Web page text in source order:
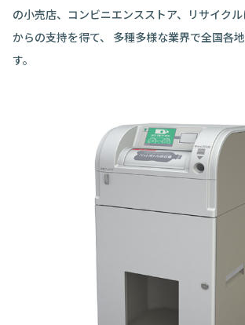
の小売店、コンビニエンスストア、リサイク
からの支持を得て、
多種多様な業界で全国各
す。